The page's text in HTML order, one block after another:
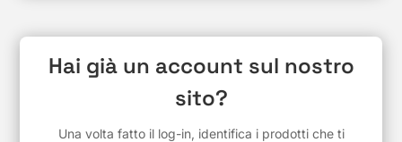
Hai già un account sul nostro
sito?
Una volta fatto il log-in, identifica i prodotti che ti